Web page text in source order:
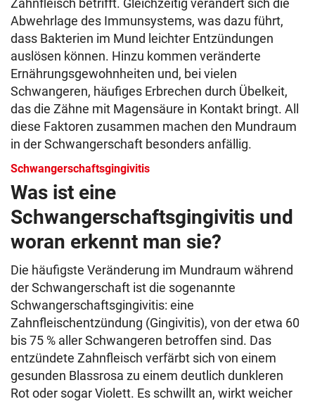
Zahnfleisch betrifft. Gleichzeitig verändert sich die
Abwehrlage des Immunsystems, was dazu führt,
dass Bakterien im Mund leichter Entzündungen
auslösen können. Hinzu kommen veränderte
Ernährungsgewohnheiten und, bei vielen
Schwangeren, häufiges Erbrechen durch Übelkeit,
das die Zähne mit Magensäure in Kontakt bringt. All
diese Faktoren zusammen machen den Mundraum
in der Schwangerschaft besonders anfällig.
Schwangerschaftsgingivitis
Was ist eine
Schwangerschaftsgingivitis und
woran erkennt man sie?
Die häufigste Veränderung im Mundraum während
der Schwangerschaft ist die sogenannte
Schwangerschaftsgingivitis: eine
Zahnfleischentzündung (Gingivitis), von der etwa 60
bis 75 % aller Schwangeren betroffen sind. Das
entzündete Zahnfleisch verfärbt sich von einem
gesunden Blassrosa zu einem deutlich dunkleren
Rot oder sogar Violett. Es schwillt an, wirkt weicher